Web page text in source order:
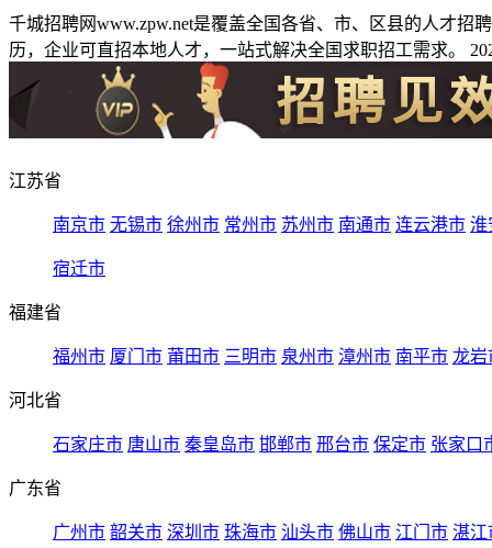
千城招聘网www.zpw.net是覆盖全国各省、市、区县的人才
历，企业可直招本地人才，一站式解决全国求职招工需求。
江苏省
南京市 无锡市 徐州市 常州市 苏州市 南通市 连云港市 淮
宿迁市
福建省
福州市 厦门市 莆田市 三明市 泉州市 漳州市 南平市 龙岩
河北省
石家庄市 唐山市 秦皇岛市 邯郸市 邢台市 保定市 张家口
广东省
广州市 韶关市 深圳市 珠海市 汕头市 佛山市 江门市 湛江